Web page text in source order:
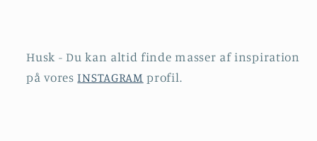
Husk - Du kan altid finde masser af inspiration
på voresINSTAGRAM profil.